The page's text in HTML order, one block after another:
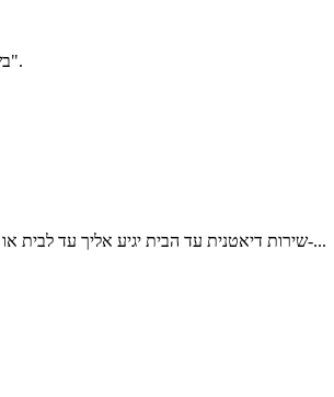
אימון אישי להרזיה ולשינוי הרגלי האכילה ואורח החיים (Coaching) בשיטת "לרזות מהמחשבה".
שירות דיאטנית עד הבית יגיע אליך עד לבית או עד המשרד. נתפור עבורך חבילת טיפול תזונתי לפי מידותיך ולפי רצונותיך וכמובן לפי תקציבך-...